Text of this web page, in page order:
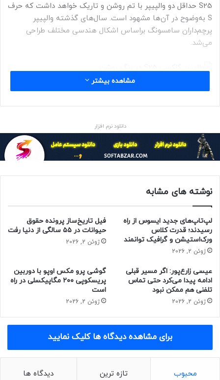
S25 حداقل دو والپیپر با تم روشن و تاریک خواهد داشت که حرف
S به‌وضوح در آن‌ها مشهود است. سال‌های گذشته والپیپر
پرچم‌داران سامسونگ براساس اشکال هندسی مختلف طراحی
می‌شد.
برخی افشاگران می‌گویند که با دقت بیشتر می‌توان عدد ۸ و نماد
مشاهده کرد؛ اما هیچ‌کدام از نکات گفته‌شده به‌اندازه‌ی حرف S
واضح و منطقی نیستند.
عمق و سایه و گرادیانت که از مشخصه‌های اصلی طراحی ظاهری
رابط کاربری One UI 7 هستند، به‌خوبی در والپیپر‌های مورد بحث
مشاهده بیشتر
دانلود نرم افزار
نوشته های مشابه
لپ‌تاپ‌های جدید ایسوس از راه
رسیدند؛ قدرت کلاس
ورک‌استیشن و گرافیک توانمند
ژوئن 2, 2026
فیل تاریخ‌ساز پرونده حقوق
حیوانات در ۵۵ سالگی از دنیا رفت
ژوئن 2, 2026
عیسی زارع‌پور: اگر مسیر قبلی
ادامه پیدا می‌کرد حتی تماس
تلفنی هم ممکن نبود
ژوئن 2, 2026
گوشی پرو مکس اوپو با دوربین
پریسکوپی ۲۰۰ مگاپیکسلی در راه
است
ژوئن 2, 2026
برای مشاهده دیدگاه ها کلیک نمایید
محبوب تازه ترین دیدگاه ها